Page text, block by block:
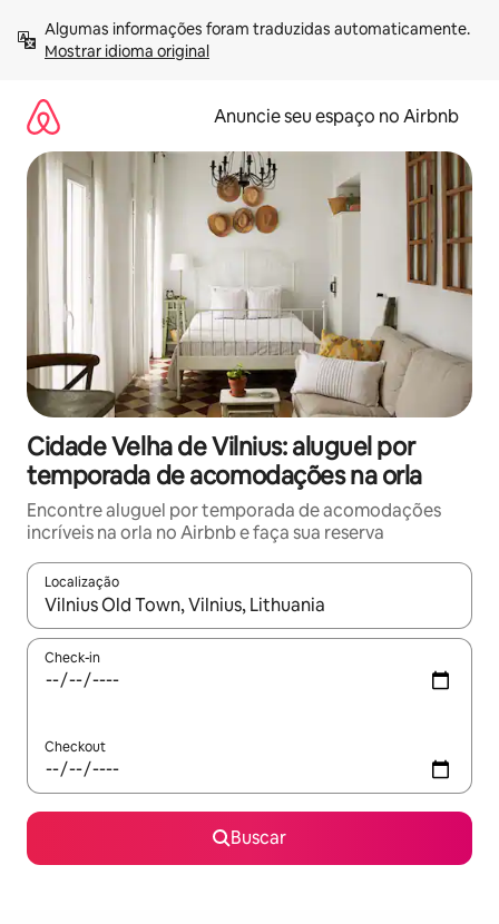
para
Mostrar idioma original
Anuncie seu espaço no Airbnb
Cidade Velha de Vilnius: aluguel por
temporada de acomodações na orla
Encontre aluguel por temporada de acomodações
incríveis na orla no Airbnb e faça sua reserva
Localização
Quando os resultados estiverem disponíveis, explore-os
Check-in
Checkout
Buscar